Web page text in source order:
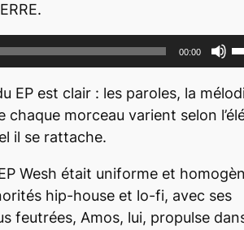
00:00
U
t
i
l
e
z
l
EP est clair : les paroles, la
chaque morceau varient selon
il se rattache.
Wesh était uniforme et
hip-house et lo-fi, avec ses
feutrées, Amos, lui, propulse